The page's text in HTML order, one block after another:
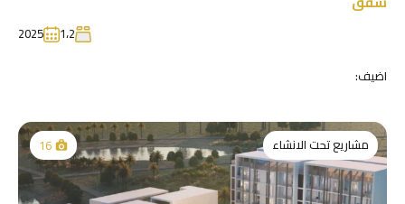
1،2
2025
اضيف:
مشاريع تحت الانشاء 16